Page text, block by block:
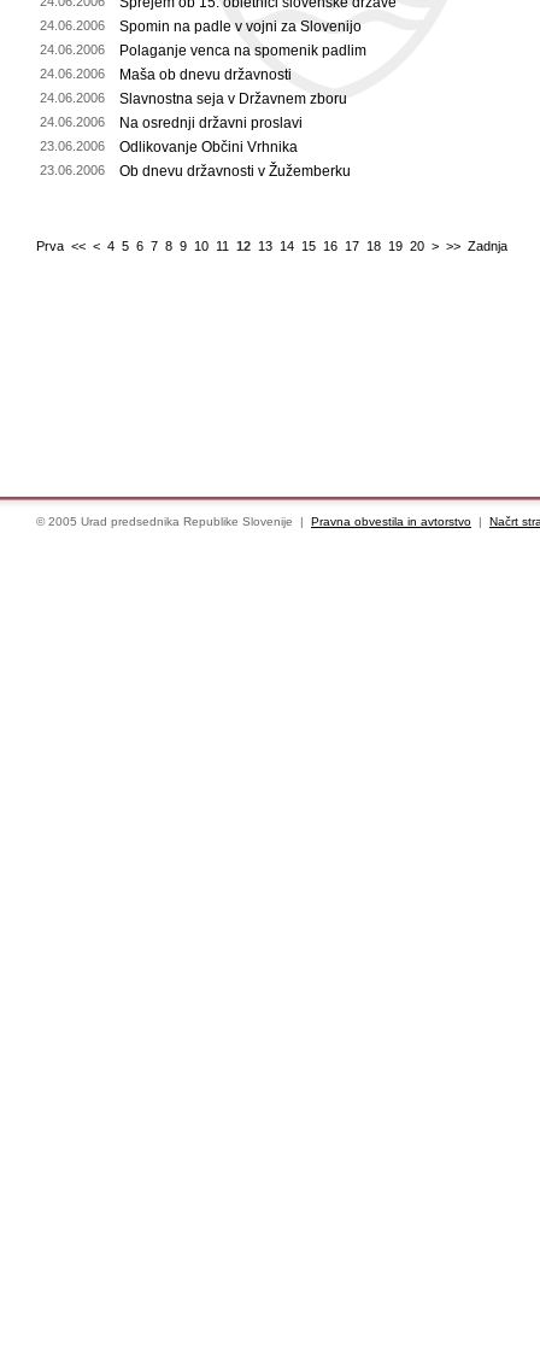
24.06.2006 Spomin na padle v vojni za Slovenijo
24.06.2006 Polaganje venca na spomenik padlim
24.06.2006 Maša ob dnevu državnosti
24.06.2006 Slavnostna seja v Državnem zboru
24.06.2006 Na osrednji državni proslavi
23.06.2006 Odlikovanje Občini Vrhnika
23.06.2006 Ob dnevu državnosti v Žužemberku
Prva << < 4 5 6 7 8 9 10 11 12 13 14 15 16 17 18 19 20 > >> Zadnja
© 2005 Urad predsednika Republike Slovenije | Pravna obvestila in avtorstvo | Načrt